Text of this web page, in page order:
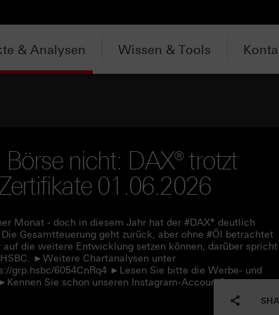
& Analysen Wissen & Tools
nicht: DAX® trotzt
01.06.2026
Monat - doch in diesem Jahr hat der #DAX® deutlich
Gesamtteuerung geht zurück, aber ohne #Öl betrachtet
die weitere Entwicklung setzen können, darüber spricht
►Weitere Chartanalysen unter
grp.hsbc/6054CnRq4 ►Lesen Sie bitte die Werbe- und
Sie schon unseren Instagram-Account?